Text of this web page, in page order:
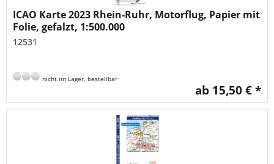
ICAO Karte 2023 Rhein-Ruhr, Motorflug, Papier mit
Folie, gefalzt, 1:500.000
12531
nicht im Lager, bestellbar
ab 15,50 € *